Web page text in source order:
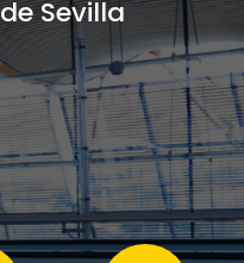
Sevilla